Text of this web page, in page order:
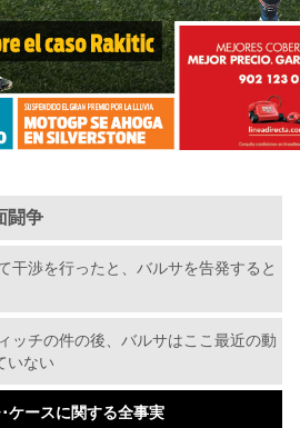
闘争
干渉を行ったと、バルサを告発すると
ッチの件の後、バルサはここ最近の動
いない
ケースに関する全事実